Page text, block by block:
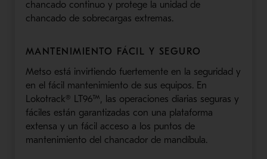
chancado continuo y protege la unidad de
chancado de sobrecargas extremas.
MANTENIMIENTO FÁCIL Y SEGURO
Metso está invirtiendo fuertemente en la seguridad y
en el fácil mantenimiento de sus equipos. En
Lokotrack® LT96™, las operaciones diarias seguras y
fáciles están garantizadas con una plataforma
extensa y un fácil acceso a los puntos de
mantenimiento del chancador de mandíbula.